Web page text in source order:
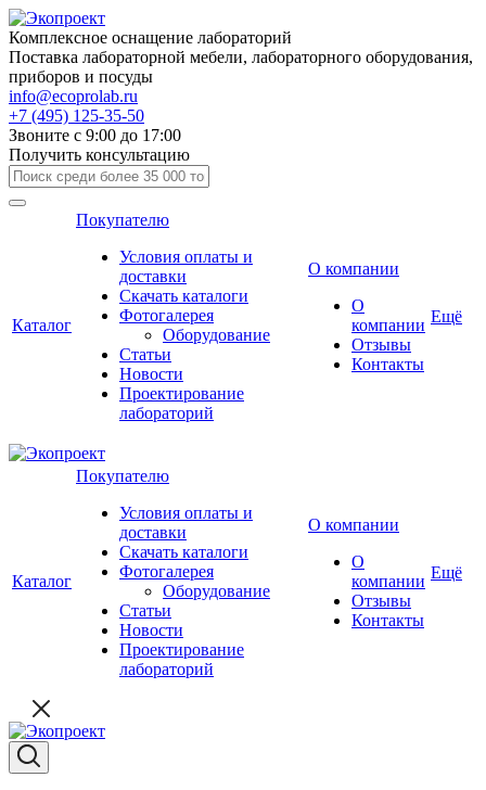
Комплексное оснащение лабораторий
Поставка лабораторной мебели, лабораторного оборудования,
приборов и посуды
info@ecoprolab.ru
+7 (495) 125-35-50
Звоните с 9:00 до 17:00
Получить консультацию
Каталог
Покупателю
Условия оплаты и
доставки
Скачать каталоги
Фотогалерея
Оборудование
Статьи
Новости
Проектирование
лабораторий
О компании
О
компании
Отзывы
Контакты
Ещё
Каталог
Покупателю
Условия оплаты и
доставки
Скачать каталоги
Фотогалерея
Оборудование
Статьи
Новости
Проектирование
лабораторий
О компании
О
компании
Отзывы
Контакты
Ещё